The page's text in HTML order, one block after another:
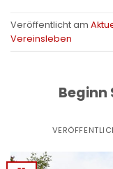
Veröffentlicht am
Vereinsleben
Beginn